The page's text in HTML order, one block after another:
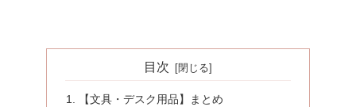
目次
【文具・デスク用品】まとめ